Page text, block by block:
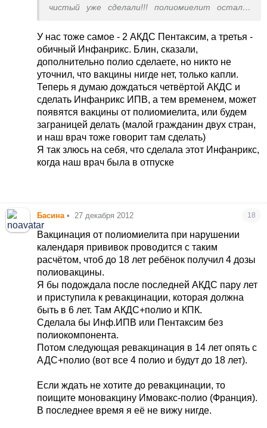
чистый уже сделали!!! полиомиелит остался
я чето не продумала этот момент - инфанрикс
чистый был тогда в п-ке бесплатный, врач так
пока подвисли на неопределенный срок
У нас тоже самое - 2 АКДС Пентаксим, а третья -
обичный Инфанрикс. Блин, сказали,
дополнительно полио сделаете, но никто не
уточнил, что вакцины нигде нет, только капли.
Теперь я думаю дождаться четвёртой АКДС и
сделать Инфанрикс ИПВ, а тем временем, может
появятся вакцины от полиомиелита, или будем
заграницей делать (малой гражданин двух стран,
и наш врач тоже говорит там сделать)
Я так злюсь на себя, что сделала этот Инфанрикс,
когда наш врач была в отпуске
Басина • 27 декабря 2012 18
Вакцинация от полиомиелита при нарушении
календаря прививок проводится с таким
расчётом, чтоб до 18 лет ребёнок получил 4 дозы
полиовакцины.
Я бы подождала после последней АКДС пару лет
и приступила к ревакцинации, которая должна
быть в 6 лет. Там АКДС+полио и КПК.
Сделала бы Инф.ИПВ или Пентаксим без
полиокомпонента.
Потом следующая ревакцинация в 14 лет опять с
АДС+полио (вот все 4 полио и будут до 18 лет).
Если ждать не хотите до ревакцинации, то
поищите моновакцину Имовакс-полио (Франция).
В последнее время я её не вижу нигде.